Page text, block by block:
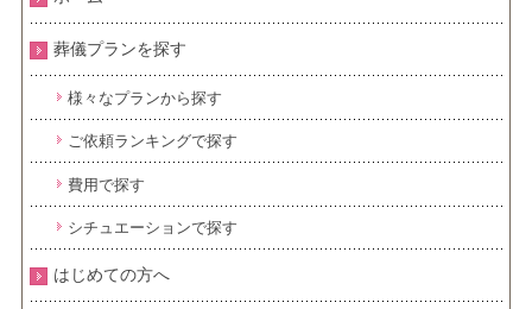
葬儀プランを探す
様々なプランから探す
ご依頼ランキングで探す
費用で探す
シチュエーションで探す
はじめての方へ